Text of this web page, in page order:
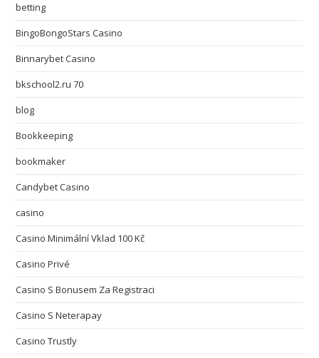
betting
BingoBongoStars Casino
Binnarybet Casino
bkschool2.ru 70
blog
Bookkeeping
bookmaker
Candybet Casino
casino
Casino Minimální Vklad 100 Kč
Casino Privé
Casino S Bonusem Za Registraci
Casino S Neterapay
Casino Trustly